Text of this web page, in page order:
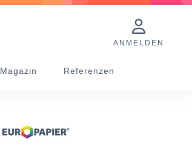
ANMELDEN
Magazin Referenzen